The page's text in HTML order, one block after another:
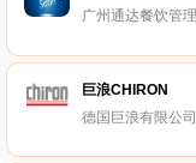
巨浪CHIRON
德国巨浪有限公司